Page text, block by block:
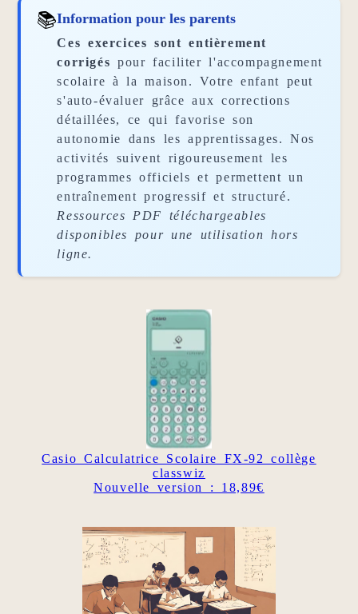
📚Information pour les parents
Ces exercices sont entièrement
corrigés pour faciliter l'accompagnement
scolaire à la maison. Votre enfant peut
s'auto-évaluer grâce aux corrections
détaillées, ce qui favorise son
autonomie dans les apprentissages. Nos
activités suivent rigoureusement les
programmes officiels et permettent un
entraînement progressif et structuré.
Ressources PDF téléchargeables
disponibles pour une utilisation hors
ligne.
Casio Calculatrice Scolaire FX-92 collège
classwiz
Nouvelle version : 18,89€